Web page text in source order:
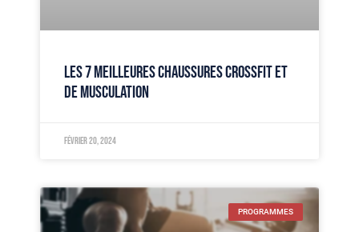
LES 7 MEILLEURES CHAUSSURES CROSSFIT ET
DE MUSCULATION
février 20, 2024
PROGRAMMES